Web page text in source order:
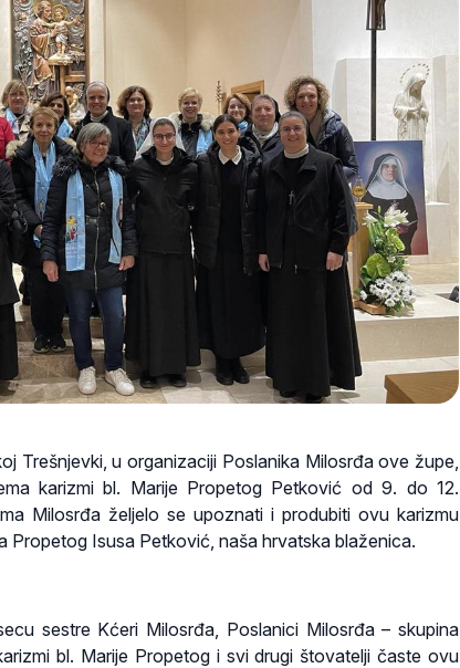
Trešnjevki, u organizaciji Poslanika Milosrđa ove župe,
karizmi bl. Marije Propetog Petković od 9. do 12.
Milosrđa željelo se upoznati i produbiti ovu karizmu
Propetog Isusa Petković, naša hrvatska blaženica.
sestre Kćeri Milosrđa, Poslanici Milosrđa – skupina
bl. Marije Propetog i svi drugi štovatelji časte ovu